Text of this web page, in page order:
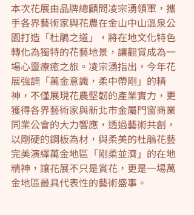
本次花展由品牌總顧問凌宗湧領軍，攜
手各界藝術家與花農在金山中山溫泉公
園打造「杜鵑之道」，將在地文化特色
轉化為獨特的花藝地景，讓觀賞成為一
場心靈療癒之旅。凌宗湧指出，今年花
展強調「萬金意識，柔中帶剛」的精
神，不僅展現花農堅韌的產業實力，更
獲得各界藝術家與新北市金屬門窗商業
同業公會的大力響應，透過藝術共創，
以剛硬的鋼板為材，與柔美的杜鵑花藝
完美演繹萬金地區「剛柔並濟」的在地
精神，讓花展不只是賞花，更是一場萬
金地區最具代表性的藝術盛事。